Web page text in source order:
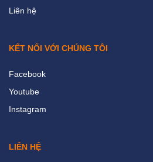
Liên hệ
KẾT NỐI VỚI CHÚNG TÔI
Facebook
Youtube
Instagram
LIÊN HỆ